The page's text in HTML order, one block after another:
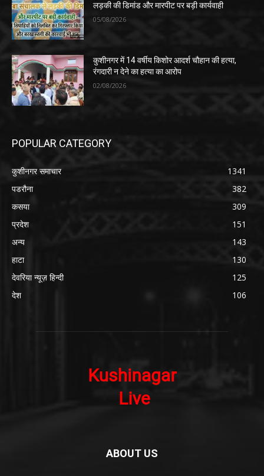
लड़की की डिमांड और मारपीट पर बड़ी कार्यवाही
05/08/2026
कुशीनगर में 14 वर्षीय किशोर आदर्श चौहान की हत्या,
रंगदारी न देने का हत्या का आरोप
02/08/2026
POPULAR CATEGORY
कुशीनगर समाचार
1341
पडरौना
382
कसया
309
प्रदेश
151
अन्य
143
हाटा
130
देवरिया न्यूज़ हिन्दी
125
देश
106
ABOUT US